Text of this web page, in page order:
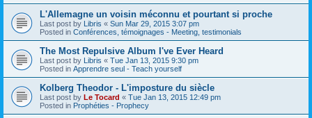
L'Allemagne un voisin méconnu et pourtant si proche
Last post by Libris « Sun Mar 29, 2015 3:07 pm
Posted in Conférences, témoignages - Meeting, testimonials
The Most Repulsive Album I've Ever Heard
Last post by Libris « Tue Jan 13, 2015 9:30 pm
Posted in Apprendre seul - Teach yourself
Kolberg Theodor - L'imposture du siècle
Last post by Le Tocard « Tue Jan 13, 2015 12:49 pm
Posted in Prophéties - Prophecy